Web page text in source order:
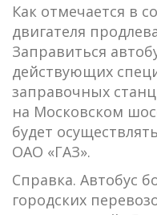
Как отмечается в
двигателя
Заправиться
действующих
заправочных
на Московском
будет
ОАО «ГАЗ».
Справка. Автобус
городских